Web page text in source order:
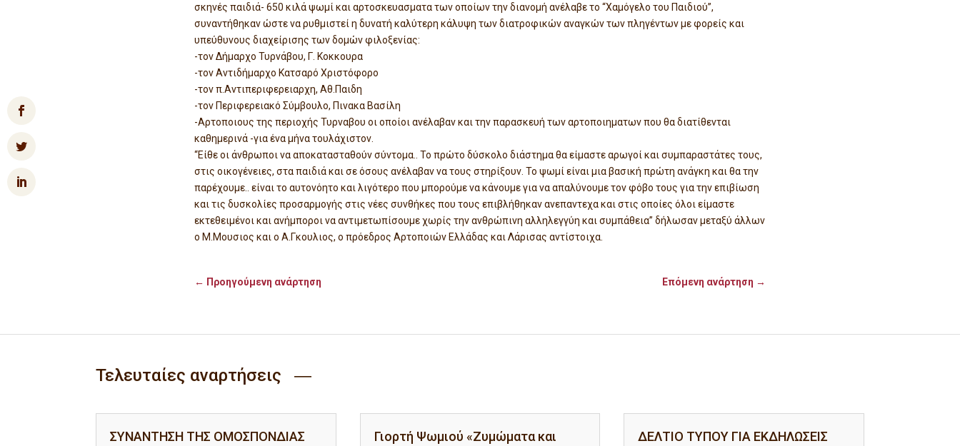
σκηνές παιδιά- 650 κιλά ψωμί και αρτοσκευασματα των οποίων την διανομή ανέλαβε το “Χαμόγελο του Παιδιού”,
συναντήθηκαν ώστε να ρυθμιστεί η δυνατή καλύτερη κάλυψη των διατροφικών αναγκών των πληγέντων με φορείς και
υπεύθυνους διαχείρισης των δομών φιλοξενίας:
-τον Δήμαρχο Τυρνάβου, Γ. Κοκκουρα
-τον Αντιδήμαρχο Κατσαρό Χριστόφορο
-τον π.Αντιπεριφερειαρχη, Αθ.Παιδη
-τον Περιφερειακό Σύμβουλο, Πινακα Βασίλη
-Αρτοποιους της περιοχής Τυρναβου οι οποίοι ανέλαβαν και την παρασκευή των αρτοποιηματων που θα διατίθενται
καθημερινά -για ένα μήνα τουλάχιστον.
“Είθε οι άνθρωποι να αποκατασταθούν σύντομα.. Το πρώτο δύσκολο διάστημα θα είμαστε αρωγοί και συμπαραστάτες τους,
στις οικογένειες, στα παιδιά και σε όσους ανέλαβαν να τους στηρίξουν. Το ψωμί είναι μια βασική πρώτη ανάγκη και θα την
παρέχουμε.. είναι το αυτονόητο και λιγότερο που μπορούμε να κάνουμε για να απαλύνουμε τον φόβο τους για την επιβίωση
και τις δυσκολίες προσαρμογής στις νέες συνθήκες που τους επιβλήθηκαν ανεπαντεχα και στις οποίες όλοι είμαστε
εκτεθειμένοι και ανήμποροι να αντιμετωπίσουμε χωρίς την ανθρώπινη αλληλεγγύη και συμπάθεια” δήλωσαν μεταξύ άλλων
ο Μ.Μουσιος και ο Α.Γκουλιος, ο πρόεδρος Αρτοποιών Ελλάδας και Λάρισας αντίστοιχα.
← Προηγούμενη ανάρτηση Επόμενη ανάρτηση →
Τελευταίες αναρτήσεις ―
ΣΥΝΑΝΤΗΣΗ ΤΗΣ ΟΜΟΣΠΟΝΔΙΑΣ
Γιορτή Ψωμιού «Ζυμώματα και
ΔΕΛΤΙΟ ΤΥΠΟΥ ΓΙΑ ΕΚΔΗΛΩΣΕΙΣ